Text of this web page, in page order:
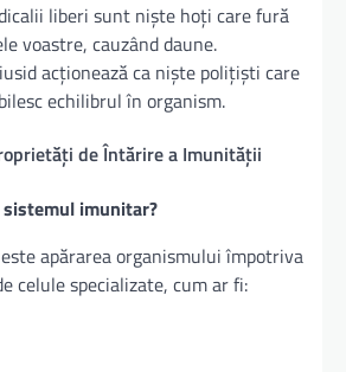
liberi sunt niște hoți care fură
voastre, cauzând daune.
acționează ca niște polițiști care
echilibrul în organism.
de Întărire a Imunității
imunitar?
apărarea organismului împotriva
celule specializate, cum ar fi: